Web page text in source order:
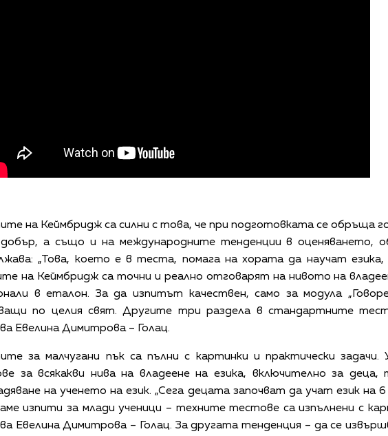
на Кеймбридж са силни с това, че при подготовката се обръща
а също и на международните тенденции в оценяването,
„Това, което е в теста, помага на хората да научат
на Кеймбридж са точни и реално отговарят на нивото на
в еталон. За да изпитът качествен, само за модула
по целия свят. Другите три раздела в стандартните
Евелина Димитрова – Голац.
за малчугани пък са пълни с картинки и практически
за всякакви нива на владеене на езика, включително за
на ученето на език. „Сега децата започват да учат език на
изпити за млади ученици – техните тестове са изпълнени с
Евелина Димитрова – Голац. За другата тенденция – да се